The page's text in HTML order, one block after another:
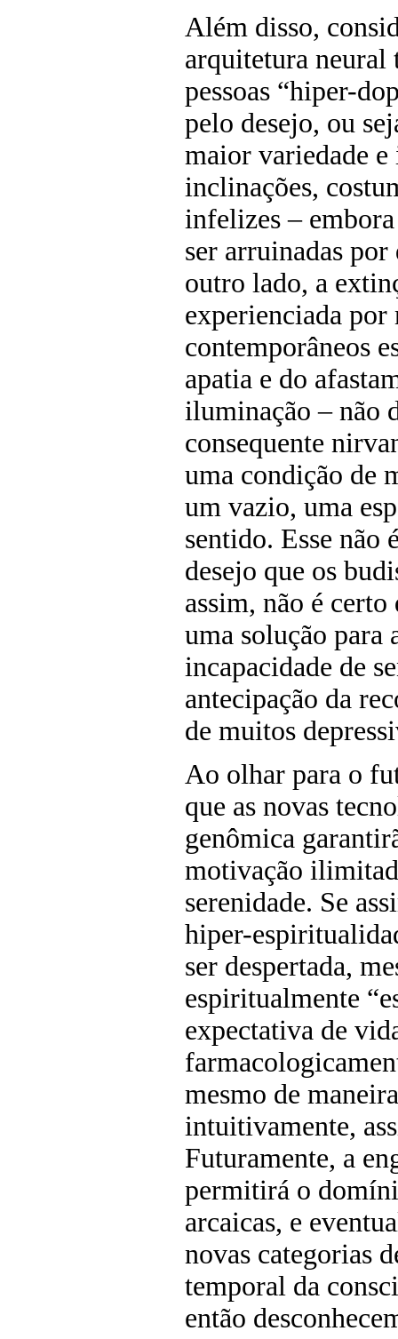
Além disso,
arquitetura neural
pessoas “hiper-
pelo desejo, ou
maior variedade e
inclinações,
infelizes –
ser arruinadas por
outro lado, a
experienciada por
contemporâneos
apatia e do
iluminação – não
consequente
uma condição de
um vazio, uma
sentido. Esse não
desejo que os
assim, não é
uma solução para
incapacidade de
antecipação da
de muitos
Ao olhar para o
que as novas
genômica
motivação
serenidade. Se
hiper-
ser despertada,
espiritualmente
expectativa de
mesmo de
intuitivamente,
Futuramente, a
permitirá o
arcaicas, e
novas categorias
temporal da
então